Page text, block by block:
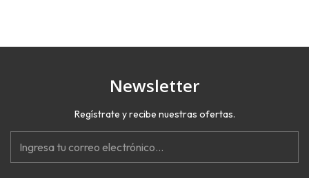
Newsletter
Regístrate y recibe nuestras ofertas.